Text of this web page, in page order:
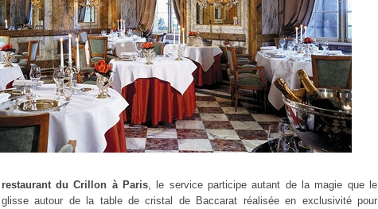
restaurant du Crillon à Paris , le service participe autant de la magie que le
autour de la table de cristal de Baccarat réalisée en exclusivité pour